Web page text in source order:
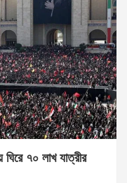
ঘিরে ৭০ লাখ যাত্রীর